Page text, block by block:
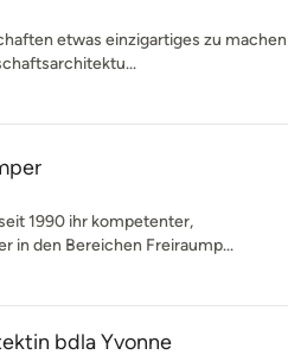
etwas einzigartiges zu machen
1990 ihr kompetenter,
in den Bereichen Freiraump...
bdla Yvonne